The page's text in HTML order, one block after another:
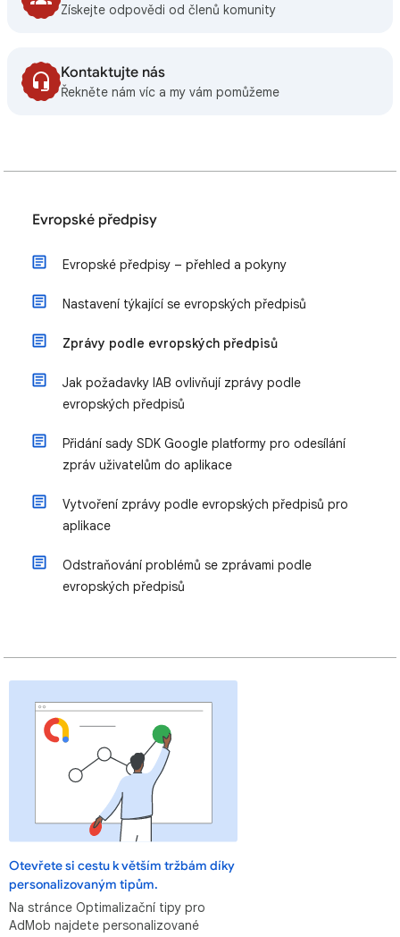
Získejte odpovědi od členů komunity
Kontaktujte nás
Řekněte nám víc a my vám pomůžeme
Evropské předpisy
Evropské předpisy – přehled a pokyny
Nastavení týkající se evropských předpisů
Zprávy podle evropských předpisů
Jak požadavky IAB ovlivňují zprávy podle
evropských předpisů
Přidání sady SDK Google platformy pro odesílání
zpráv uživatelům do aplikace
Vytvoření zprávy podle evropských předpisů pro
aplikace
Odstraňování problémů se zprávami podle
evropských předpisů
Otevřete si cestu k větším tržbám díky
personalizovaným tipům.
Na stránce Optimalizační tipy pro
AdMob najdete personalizované